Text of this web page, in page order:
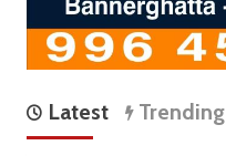
Latest Trending